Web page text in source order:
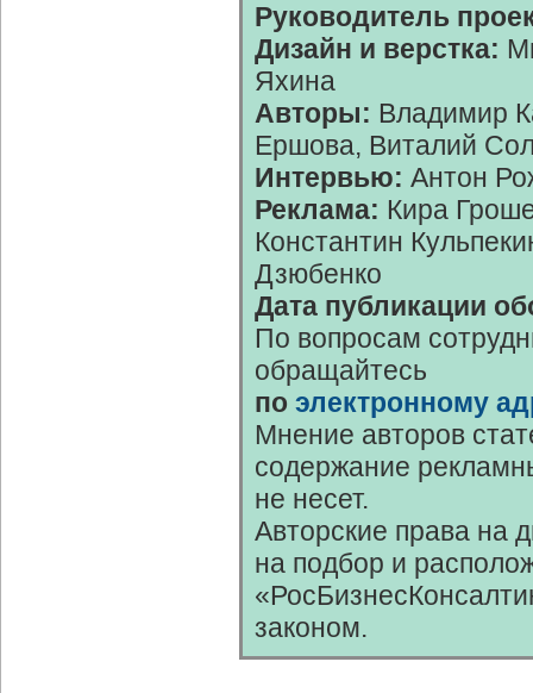
Руководитель
Дизайн и верстка:
Яхина
Авторы: Владимир
Ершова, Виталий
Интервью: Антон
Реклама: Кира
Константин
Дзюбенко
Дата публикации
По вопросам
обращайтесь
по электронному
Мнение авторов
содержание
не несет.
Авторские права на
на подбор и
законом.